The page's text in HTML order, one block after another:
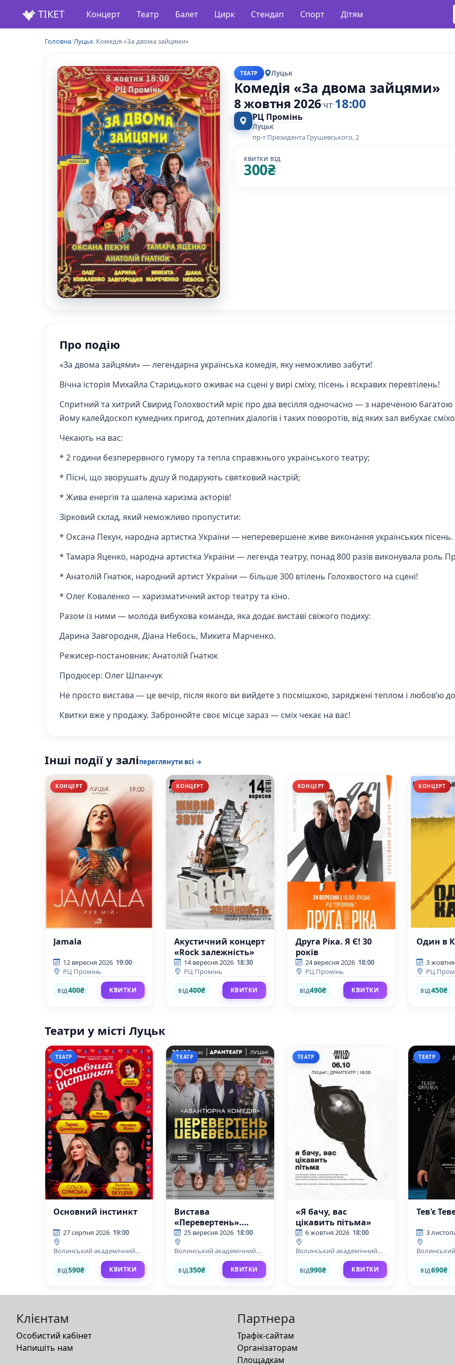
ТІКЕТ Концерт Театр Балет Цирк Стендап Спорт Дітям
Головна/Луцьк/Комедія «За двома зайцями»
ТЕАТР Луцьк
Комедія «За двома зайцями»
8 жовтня 2026 ЧТ 18:00
РЦ Промінь
Луцьк
пр-т Президента Грушевського, 2
КВИТКИ ВІД
300₴
Про подію
«За двома зайцями» — легендарна українська комедія, яку неможливо забути!
Вічна історія Михайла Старицького оживає на сцені у вирі сміху, пісень і яскравих перевтілень!
Спритний та хитрий Свирид Голохвостий мріє про два весілля одночасно — з нареченою
йому калейдоскоп кумедних пригод, дотепних діалогів і таких поворотів, від яких зал вибухає
Чекають на вас:
* 2 години безперервного гумору та тепла справжнього українського театру;
* Пісні, що зворушать душу й подарують святковий настрій;
* Жива енергія та шалена харизма акторів!
Зірковий склад, який неможливо пропустити:
* Оксана Пекун, народна артистка України — неперевершене живе виконання українських пісень.
* Тамара Яценко, народна артистка України — легенда театру, понад 800 разів виконувала роль
* Анатолій Гнатюк, народний артист України — більше 300 втілень Голохвостого на сцені!
* Олег Коваленко — харизматичний актор театру та кіно.
Разом із ними — молода вибухова команда, яка додає виставі свіжого подиху:
Дарина Завгородня, Діана Небось, Микита Марченко.
Режисер-постановник: Анатолій Гнатюк
Продюсер: Олег Шпанчук
Не просто вистава — це вечір, після якого ви вийдете з посмішкою, заряджені теплом і любов’ю
Квитки вже у продажу. Забронюйте своє місце зараз — сміх чекає на вас!
Інші події у заліпереглянути всі →
КОНЦЕРТ
Jamala
12 вересня 2026 19:00
РЦ Промінь
ВІД400₴ КВИТКИ
КОНЦЕРТ
Акустичний концерт
«Rock залежність»
14 вересня 2026 18:30
РЦ Промінь
ВІД400₴ КВИТКИ
КОНЦЕРТ
Друга Ріка. Я Є! 30
років
24 вересня 2026 18:00
РЦ Промінь
ВІД490₴ КВИТКИ
КОНЦЕРТ
Один в
3
РЦ
ВІД450₴
Театри у місті Луцьк
ТЕАТР
Основний інстинкт
27 серпня 2026 19:00
Волинський академічний
обласний український
музично-драматичний
театр імені Т. Г. Шевченка
ВІД590₴ КВИТКИ
ТЕАТР
Вистава
«Перевертень».
Авантюрна комедія
25 вересня 2026 18:00
Волинський академічний
обласний український
музично-драматичний
театр імені Т. Г. Шевченка
ВІД350₴ КВИТКИ
ТЕАТР
«Я бачу, вас
цікавить пітьма»
6 жовтня 2026 18:00
Волинський академічний
обласний український
музично-драматичний
театр імені Т. Г. Шевченка
ВІД990₴ КВИТКИ
ТЕАТР
Тев'є
3
музично-
ВІД690₴
Клієнтам
Особистий кабінет
Напишіть нам
Партнера
Трафік-сайтам
Організаторам
Площадкам